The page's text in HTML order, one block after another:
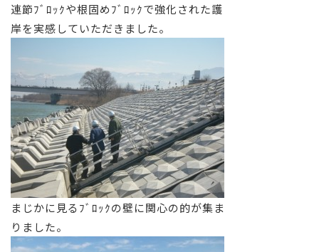
連節ﾌﾞﾛｯｸや根固めﾌﾞﾛｯｸで強化された護
岸を実感していただきました。
まじかに見るﾌﾞﾛｯｸの壁に関心の的が集ま
りました。